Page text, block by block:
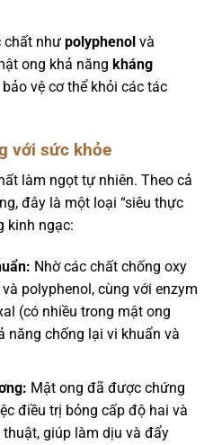
chất như polyphenolvà
ong khả năng kháng
bảo vệ cơ thể khỏi các tác
với sức khỏe
làm ngọt tự nhiên. Theo cả
đây là một loại “siêu thực
kinh ngạc:
Nhờ các chất chống oxy
polyphenol, cùng với enzym
(có nhiều trong mật ong
năng chống lại vi khuẩn và
Mật ong đã được chứng
điều trị bỏng cấp độ hai và
giúp làm dịu và đẩy